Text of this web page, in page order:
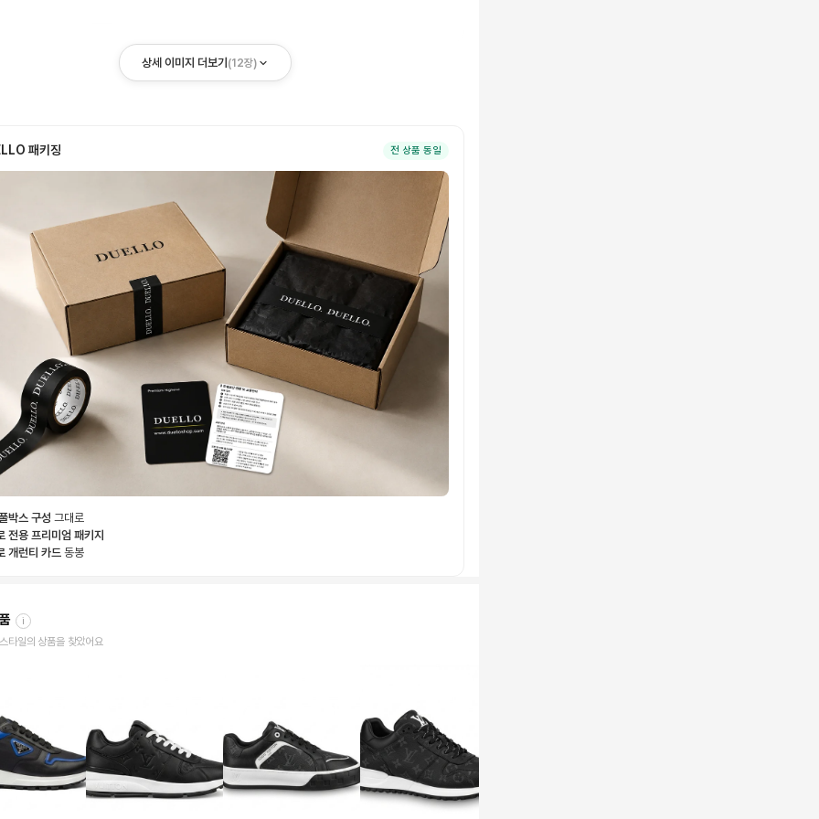
상세 이미지 더보기 (12장)
패키징 전 상품 동일
박스 구성 그대로
전용 프리미엄 패키지
개런티 카드 동봉
i
타일의 상품을 찾았어요